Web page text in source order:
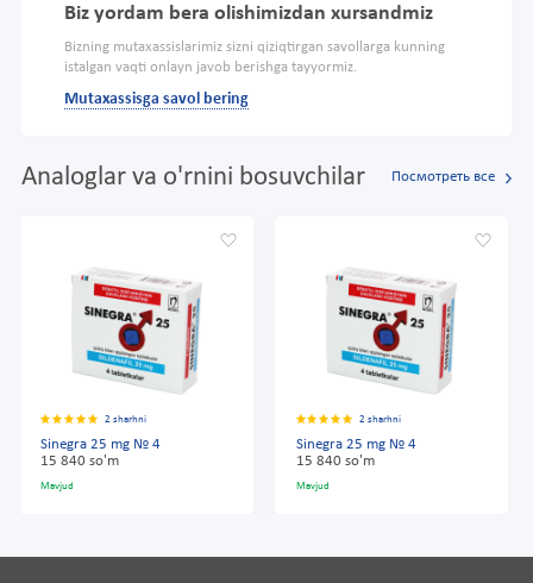
Biz yordam bera olishimizdan xursandmiz
Bizning mutaxassislarimiz sizni qiziqtirgan savollarga kunning
istalgan vaqti onlayn javob berishga tayyormiz.
Mutaxassisga savol bering
Analoglar va o'rnini bosuvchilar Посмотреть все
2 sharhni
Sinegra 25 mg № 4
15 840 so'm
Mavjud
2 sharhni
Sinegra 25 mg № 4
15 840 so'm
Mavjud